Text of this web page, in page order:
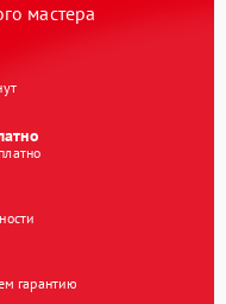
мастера
гарантию